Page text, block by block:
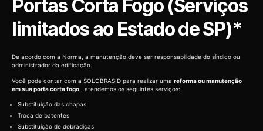
Portas Corta Fogo (Serviços
limitados ao Estado de SP)*
De acordo com a Norma, a manutenção deve ser responsabilidade do síndico ou
administrador da edificação.
Você pode contar com a SOLOBRASID para realizar uma reforma ou manutenção
em sua porta corta fogo , atendemos os seguintes serviços:
Substituição das chapas
Troca de batentes
Substituição de dobradiças